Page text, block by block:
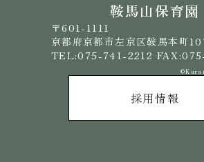
鞍馬山保育園
〒601-1111
京都府京都市左京区鞍馬本町
TEL:075-741-2212
採用情報